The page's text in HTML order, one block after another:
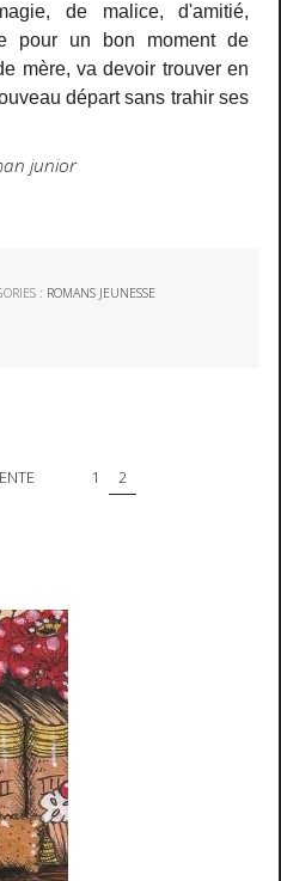
de malice, d'amitié,
pour un bon moment de
mère, va devoir trouver en
départ sans trahir ses
junior
: ROMANS JEUNESSE
1 2